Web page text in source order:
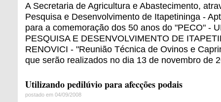
A Secretaria de Agricultura e Abastecimento,
Pesquisa e Desenvolvimento de Itapetininga -
para a comemoração dos 50 anos do "PECO" -
PESQUISA E DESENVOLVIMENTO DE
RENOVICI - "Reunião Técnica de Ovinos e
que serão realizados no dia 13 de novembro de
Utilizando pedilúvio para afecções podais
postado em 04/09/2008